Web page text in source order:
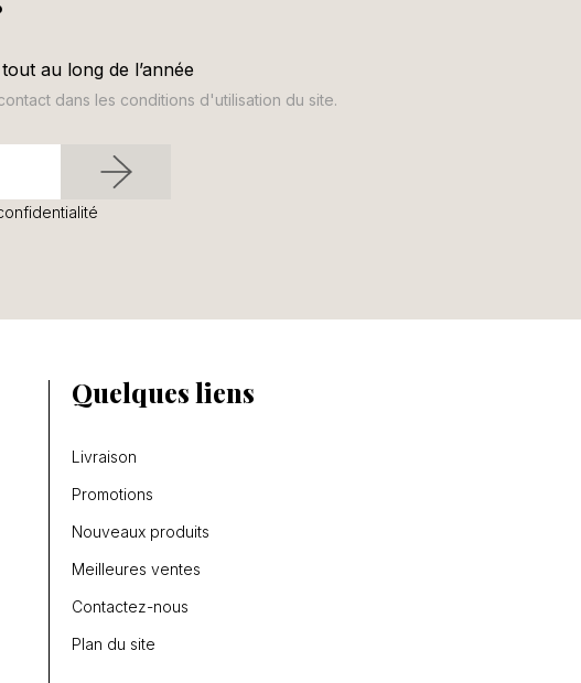
au long de l’année
dans les conditions d'utilisation du site.
Quelques liens
Livraison
Promotions
Nouveaux produits
Meilleures ventes
Contactez-nous
Plan du site